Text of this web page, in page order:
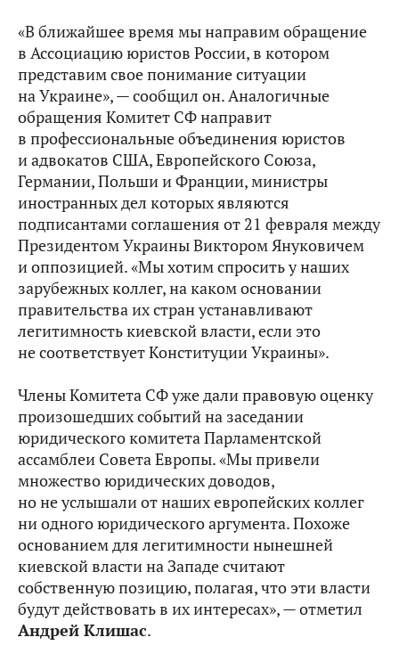
«В ближайшее время мы направим обращение
в Ассоциацию юристов России, в котором
представим свое понимание ситуации
на Украине», — сообщил он. Аналогичные
обращения Комитет СФ направит
в профессиональные объединения юристов
и адвокатов США, Европейского Союза,
Германии, Польши и Франции, министры
иностранных дел которых являются
подписантами соглашения от 21 февраля между
Президентом Украины Виктором Януковичем
и оппозицией. «Мы хотим спросить у наших
зарубежных коллег, на каком основании
правительства их стран устанавливают
легитимность киевской власти, если это
не соответствует Конституции Украины».
Члены Комитета СФ уже дали правовую оценку
произошедших событий на заседании
юридического комитета Парламентской
ассамблеи Совета Европы. «Мы привели
множество юридических доводов,
но не услышали от наших европейских коллег
ни одного юридического аргумента. Похоже
основанием для легитимности нынешней
киевской власти на Западе считают
собственную позицию, полагая, что эти власти
будут действовать в их интересах», — отметил
Андрей Клишас.